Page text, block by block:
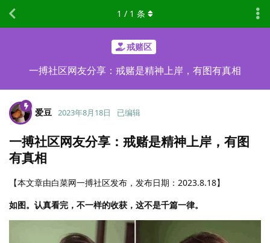
戒赌区
一搏社区网友分享：戒赌是精神上岸，有图有真相
1 / 1 条
爱豆 2023年8月18日 已编辑
一搏社区网友分享：戒赌是精神上岸，有图
有真相
【本文章由白菜网一搏社区发布，发布日期：2023.8.18】
如图。认真看完，不一样的收获，这不是千篇一律。